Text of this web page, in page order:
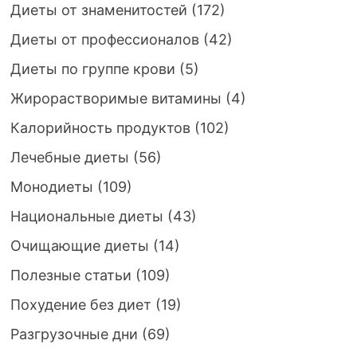
Диеты от знаменитостей (172)
Диеты от профессионалов(42)
Диеты по группе крови (5)
Жирорастворимые витамины (4)
Калорийность продуктов(102)
Лечебные диеты (56)
Монодиеты (109)
Национальные диеты (43)
Очищающие диеты (14)
Полезные статьи (109)
Похудение без диет (19)
Разгрузочные дни (69)